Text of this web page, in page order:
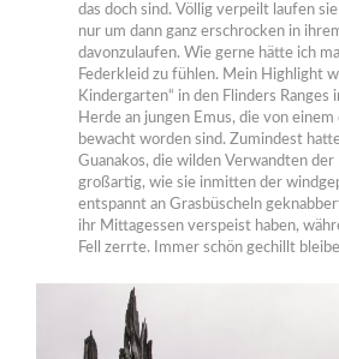
das doch sind. Völlig verpeilt laufen
nur um dann ganz erschrocken in
davonzulaufen. Wie gerne hätte ich
Federkleid zu fühlen. Mein Highlight
Kindergarten“ in den Flinders Ranges
Herde an jungen Emus, die von
bewacht worden sind. Zumindest
Guanakos, die wilden Verwandten der
großartig, wie sie inmitten der
entspannt an Grasbüscheln
ihr Mittagessen verspeist haben,
Fell zerrte. Immer schön gechillt